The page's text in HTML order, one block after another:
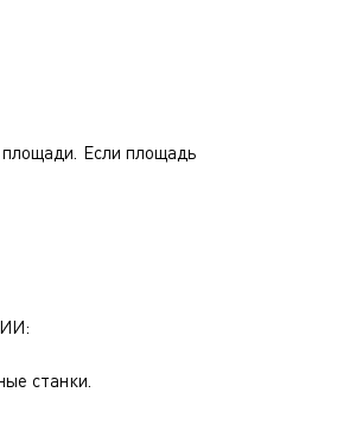
Если площадь
станки.